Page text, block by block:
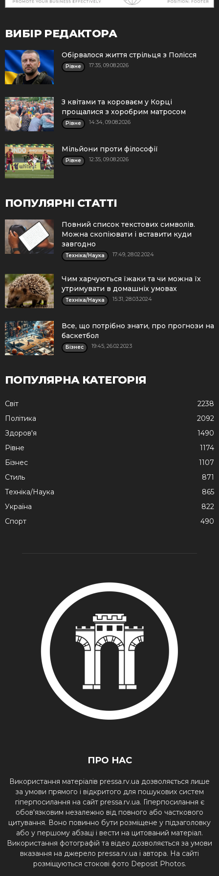
ВИБІР РЕДАКТОРА
Обірвалося життя стрільця з Полісся
Рівне 17:35, 09.08.2026
З квітами та короваєм у Корці
прощалися з хоробрим матросом
Рівне 14:34, 09.08.2026
Мільйони проти філософії
Рівне 12:35, 09.08.2026
ПОПУЛЯРНІ СТАТТІ
Повний список текстових символів.
Можна скопіювати і вставити куди
завгодно
Техніка/Наука 17:49, 28.02.2024
Чим харчуються їжаки та чи можна їх
утримувати в домашніх умовах
Техніка/Наука 15:31, 28.03.2024
Все, що потрібно знати, про прогнози на
баскетбол
Бізнес 19:45, 26.02.2023
ПОПУЛЯРНА КАТЕГОРІЯ
Cвіт
2238
Політика
2092
Здоров'я
1490
Рівне
1174
Бізнес
1107
Стиль
871
Техніка/Наука
865
Україна
822
Спорт
490
ПРО НАС
Використання матеріалів pressa.rv.ua дозволяється лише
за умови прямого і відкритого для пошукових систем
гіперпосилання на сайт pressa.rv.ua. Гіперпосилання є
обов'язковим незалежно від повного або часткового
цитування. Воно повинно бути розміщене у підзаголовку
або у першому абзаці і вести на цитований матеріал.
Використання фотографій та відео дозволяється за умови
вказання на джерело pressa.rv.ua і автора. На сайті
розміщуються стокові фото Deposit Photos.